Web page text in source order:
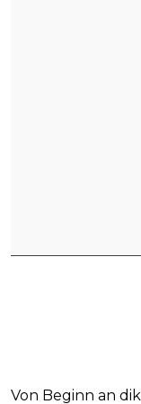
Von Beginn an